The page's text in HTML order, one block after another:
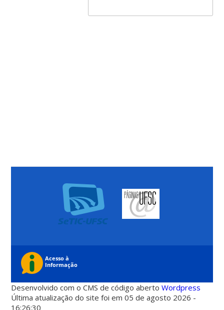
Desenvolvido com o CMS de código abertoWordpress
Última atualização do site foi em 05 de agosto 2026 -
16:26:30